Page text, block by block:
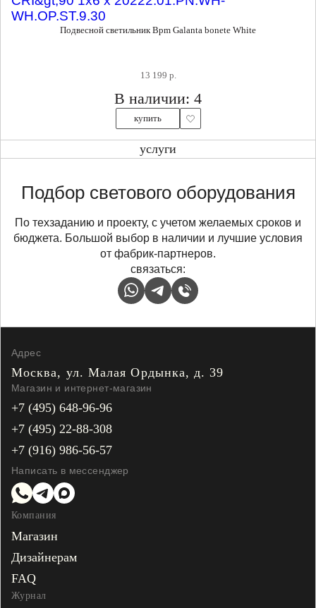
Подвесной светильник Bpm Galanta bonete White
13 199 р.
В наличии: 4
купить
услуги
Подбор светового оборудования
По техзаданию и проекту, с учетом желаемых сроков и
бюджета. Большой выбор в наличии и лучшие условия
от фабрик-партнеров.
связаться:
Адрес
Москва, ул. МалаяОрдынка, д. 39
Магазин и интернет-магазин
+7 (495) 648-96-96
+7 (495) 22-88-308
+7 (916) 986-56-57
Написать в мессенджер
Компания
Магазин
Дизайнерам
FAQ
Журнал